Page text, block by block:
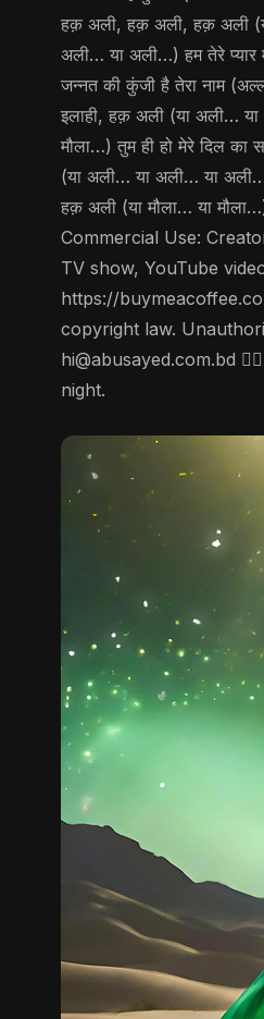
हक़ अली, हक़ अली, हक़ अली
अली… या अली…) हम तेरे
जन्नत की कुंजी है तेरा नाम
इलाही, हक़ अली (या अली… या
मौला…) तुम ही हो मेरे दिल
(या अली… या अली… या
हक़ अली (या मौला… या
Commercial Use:
TV show, YouTube
https://
copyright law.
hi@abusayed.com.bd
night.